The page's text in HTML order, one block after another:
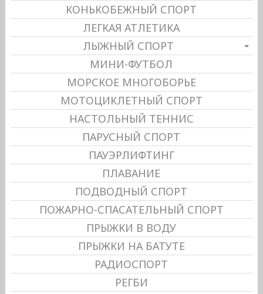
КОНЬКОБЕЖНЫЙ СПОРТ
ЛЕГКАЯ АТЛЕТИКА
ЛЫЖНЫЙ СПОРТ
МИНИ-ФУТБОЛ
МОРСКОЕ МНОГОБОРЬЕ
МОТОЦИКЛЕТНЫЙ СПОРТ
НАСТОЛЬНЫЙ ТЕННИС
ПАРУСНЫЙ СПОРТ
ПАУЭРЛИФТИНГ
ПЛАВАНИЕ
ПОДВОДНЫЙ СПОРТ
ПОЖАРНО-СПАСАТЕЛЬНЫЙ СПОРТ
ПРЫЖКИ В ВОДУ
ПРЫЖКИ НА БАТУТЕ
РАДИОСПОРТ
РЕГБИ